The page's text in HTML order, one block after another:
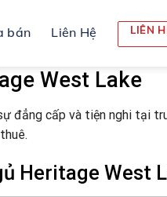
bán Liên Hệ LIÊN
West Lake
đẳng cấp và tiện nghi tại
Heritage West